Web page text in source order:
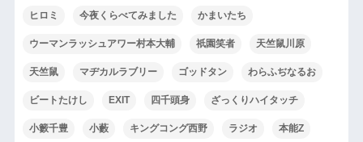
ヒロミ 今夜くらべてみました かまいたち
ウーマンラッシュアワー村本大輔 祇園笑者 天竺鼠川原
天竺鼠 マヂカルラブリー ゴッドタン わらふぢなるお
ビートたけし EXIT 四千頭身 ざっくりハイタッチ
小籔千豊 小藪 キングコング西野 ラジオ 本能Z